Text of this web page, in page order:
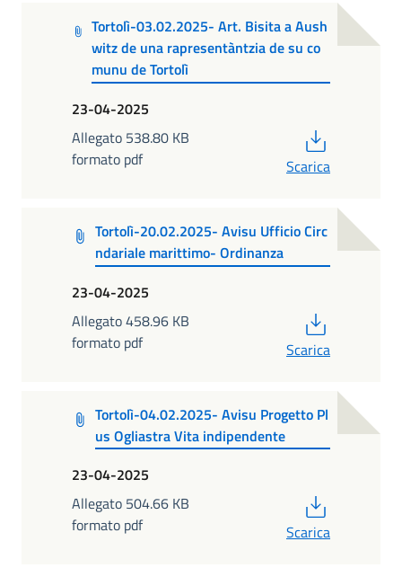
Tortolì-03.02.2025- Art. Bisita a Aush
witz de una rapresentàntzia de su co
munu de Tortolì
23-04-2025
Allegato 538.80 KB
formato pdf
Scarica
Tortolì-20.02.2025- Avisu Ufficio Circ
ndariale marittimo- Ordinanza
23-04-2025
Allegato 458.96 KB
formato pdf
Scarica
Tortolì-04.02.2025- Avisu Progetto Pl
us Ogliastra Vita indipendente
23-04-2025
Allegato 504.66 KB
formato pdf
Scarica